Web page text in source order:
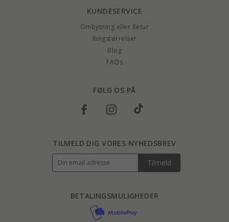
KUNDESERVICE
Ombytning eller Retur
Ringstørrelser
Blog
FAQs
FØLG OS PÅ
BETALINGSMULIGHEDER
TILMELD DIG VORES NYHEDSBREV
Tilmeld